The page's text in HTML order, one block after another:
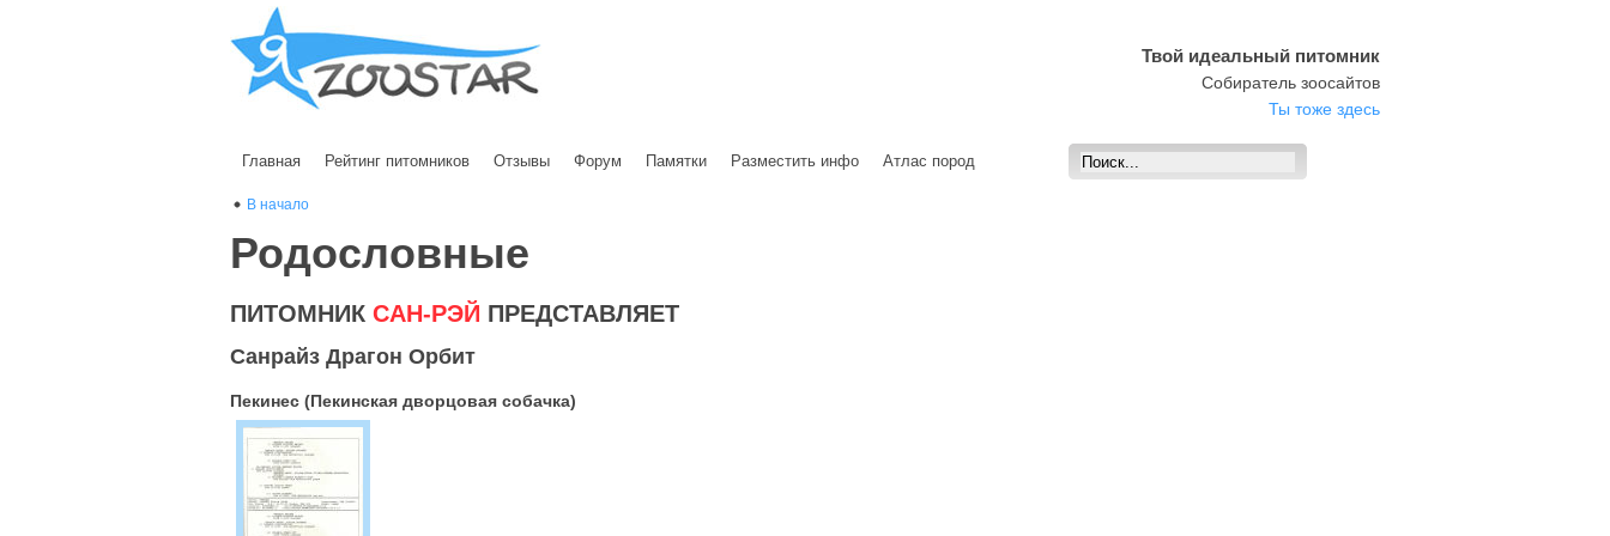
Твой идеальный питомник
Собиратель зоосайтов
Ты тоже здесь
Главная Рейтинг питомников Отзывы Форум Памятки Разместить инфо Атлас пород
В начало
Родословные
ПИТОМНИК САН-РЭЙ ПРЕДСТАВЛЯЕТ
Санрайз Драгон Орбит
Пекинес (Пекинская дворцовая собачка)